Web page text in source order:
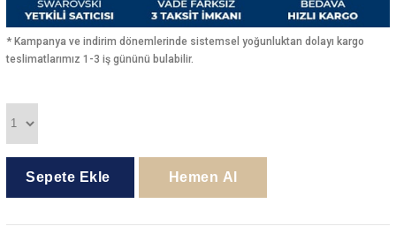
* Kampanya ve indirim dönemlerinde sistemsel yoğunluktan dolayı kargo
teslimatlarımız 1-3 iş gününü bulabilir.